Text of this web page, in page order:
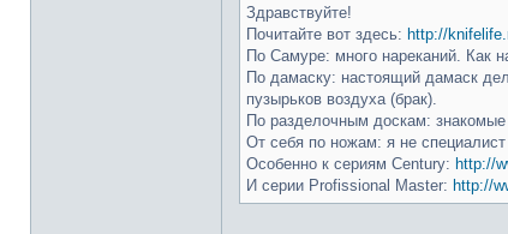
Здравствуйте!
Почитайте вот здесь: http://
По Самуре: много нареканий. Как
По дамаску: настоящий дамаск
пузырьков воздуха (брак).
По разделочным доскам:
От себя по ножам: я не
Особенно к сериям Century: http://
И серии Profissional Master: http://